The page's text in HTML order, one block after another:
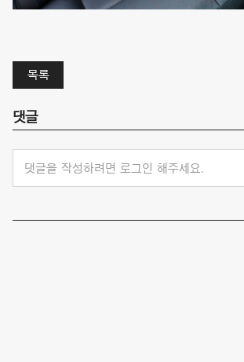
목록
댓글
댓글을 작성하려면 로그인 해주세요.